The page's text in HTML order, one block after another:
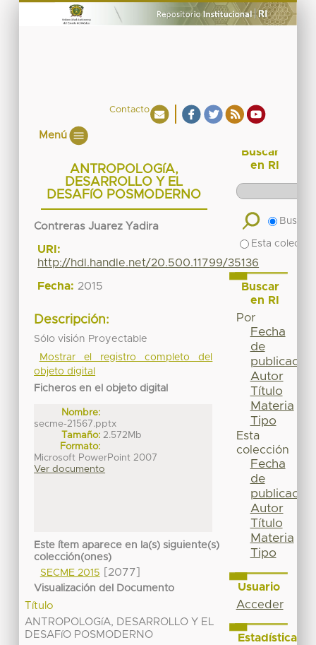
Contacto
Menú
ANTROPOLOGíA,
DESARROLLO Y EL
DESAFíO POSMODERNO
Contreras Juarez Yadira
URI:
http://hdl.handle.net/20.500.11799/35136
Fecha: 2015
Descripción:
Sólo visión Proyectable
Mostrar el registro completo del
objeto digital
Ficheros en el objeto digital
Nombre:
secme-21567.pptx
Tamaño: 2.572Mb
Formato:
Microsoft PowerPoint 2007
Ver documento
Este ítem aparece en la(s) siguiente(s)
colección(ones)
SECME 2015
[2077]
Visualización del Documento
Título
ANTROPOLOGíA, DESARROLLO Y EL
DESAFíO POSMODERNO
Buscar
en RI
Buscar
Esta
Buscar
en RI
Por
Fecha
de
publicación
Autor
Título
Materia
Tipo
Esta
colección
Fecha
de
publicación
Autor
Título
Materia
Tipo
Usuario
Acceder
Estadísticas